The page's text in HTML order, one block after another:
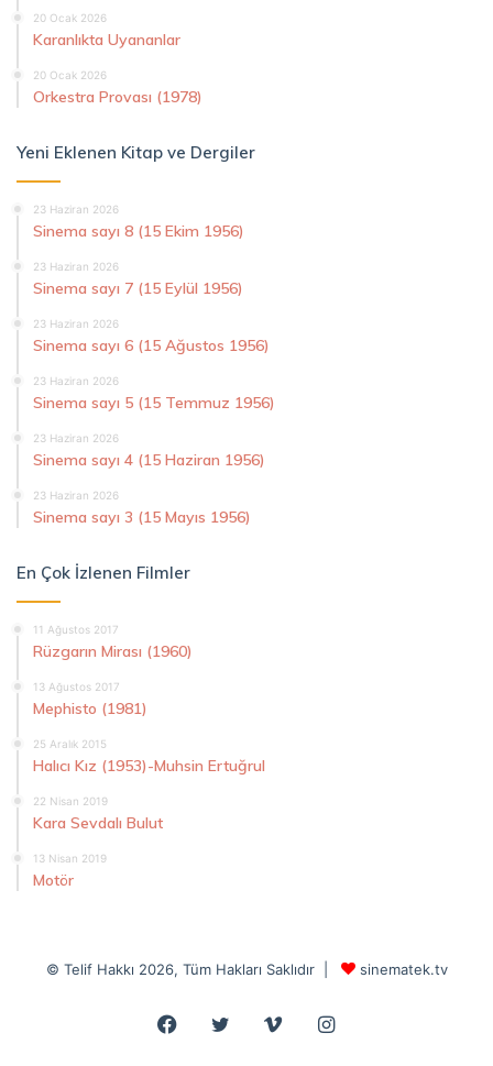
20 Ocak 2026
Karanlıkta Uyananlar
20 Ocak 2026
Orkestra Provası (1978)
Yeni Eklenen Kitap ve Dergiler
23 Haziran 2026
Sinema sayı 8 (15 Ekim 1956)
23 Haziran 2026
Sinema sayı 7 (15 Eylül 1956)
23 Haziran 2026
Sinema sayı 6 (15 Ağustos 1956)
23 Haziran 2026
Sinema sayı 5 (15 Temmuz 1956)
23 Haziran 2026
Sinema sayı 4 (15 Haziran 1956)
23 Haziran 2026
Sinema sayı 3 (15 Mayıs 1956)
En Çok İzlenen Filmler
11 Ağustos 2017
Rüzgarın Mirası (1960)
13 Ağustos 2017
Mephisto (1981)
25 Aralık 2015
Halıcı Kız (1953)-Muhsin Ertuğrul
22 Nisan 2019
Kara Sevdalı Bulut
13 Nisan 2019
Motör
© Telif Hakkı 2026, Tüm Hakları Saklıdır | sinematek.tv
Facebook
Twitter VimeoInstagram